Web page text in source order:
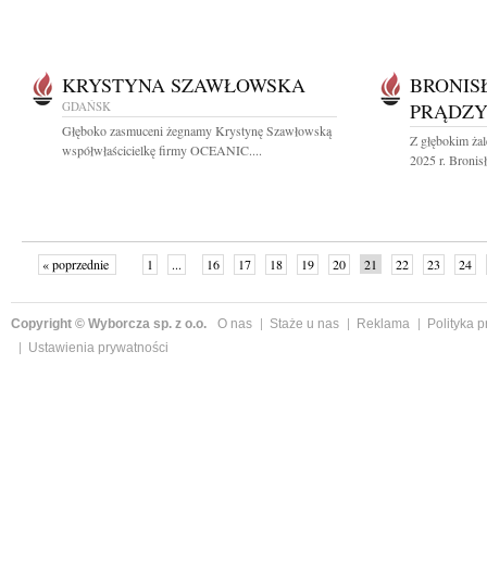
KRYSTYNA SZAWŁOWSKA
GDAŃSK
Głęboko zasmuceni żegnamy Krystynę Szawłowską
współwłaścicielkę firmy OCEANIC....
Z głębokim
2025 r.
« poprzednie 1 ... 16 17 18 19 20 21 22 23
24
Copyright © Wyborcza sp. z o.o. O nas Staże u nas Reklama
Polityka
Ustawienia prywatności